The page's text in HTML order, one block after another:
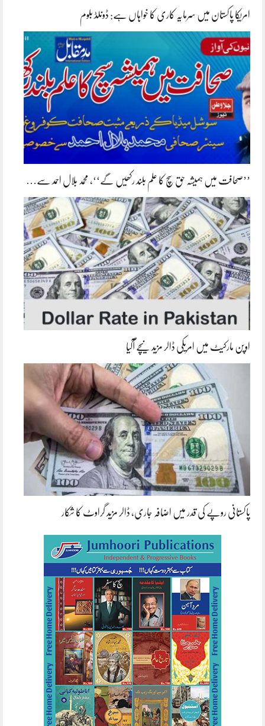
امریکا پاکستان میں سرمایہ کاری کا خواہاں ہے: ڈونلڈ بلوم
’’صحافت میں ہمیشہ حق سچ کا علم بلند رکھیں گے‘‘، محمد بلال احمد سے…
اوپن مارکیٹ میں امریکی ڈالر مزید نیچے آگیا
پاکستانی روپے کی قدر میں اضافہ جاری، ڈالر مزید گراوٹ کا شکار